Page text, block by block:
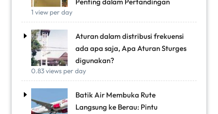
1 view per day
Aturan dalam distribusi frekuensi
ada apa saja, Apa Aturan Sturges
digunakan?
0.83 views per day
Batik Air Membuka Rute
Langsung ke Berau: Pintu